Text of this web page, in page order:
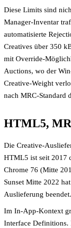
Diese Limits sind
Manager-Inventar
automatisierte
Creatives über 350
mit Override-
Auctions, wo der
Creative-Weight
nach MRC-Standard
HTML5,
Die Creative-
HTML5 ist seit 2017
Chrome 76 (Mitte
Sunset Mitte 2022
Auslieferung beendet.
Im In-App-Kontext
Interface Definitions.